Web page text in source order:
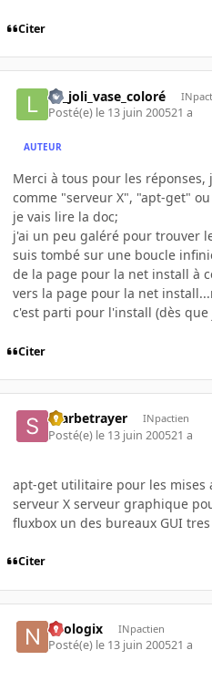
Citer
Le_joli_vase_coloré
Posté(e) le 13 juin 200521 a
AUTEUR
Merci à tous pour les
comme "serveur X", "apt-get"
je vais lire la doc;
j'ai un peu galéré pour trouver
suis tombé sur une boucle
de la page pour la net install à
vers la page pour la net
c'est parti pour l'install (dès
Citer
Starbetrayer INpactien
Posté(e) le 13 juin 200521 a
apt-get utilitaire pour les mises
serveur X serveur graphique
fluxbox un des bureaux GUI
Citer
neologix INpactien
Posté(e) le 13 juin 200521 a